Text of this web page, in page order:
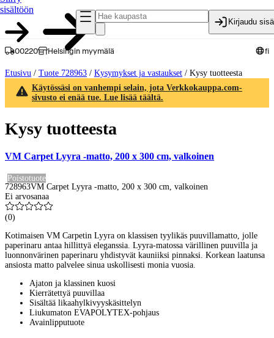
sisältöön
Kirjaudu
00220 Helsingin myymälä fi
Etusivu / Tuote 728963 / Kysymykset ja vastaukset / Kysy tuotteesta
Käytössäsi on vanhempi selain, jota Verkkokauppa.com-
sivusto ei enää tue. Lue lisää täältä.
Kysy tuotteesta
VM Carpet Lyyra -matto, 200 x 300 cm, valkoinen
Poistotuote
728963VM Carpet Lyyra -matto, 200 x 300 cm, valkoinen
Ei arvosanaa
(0)
Kotimaisen VM Carpetin Lyyra on klassisen tyylikäs puuvillamatto, jolle
paperinaru antaa hillittyä eleganssia. Lyyra-matossa värillinen puuvilla ja
luonnonvärinen paperinaru yhdistyvät kauniiksi pinnaksi. Korkean laatunsa
ansiosta matto palvelee sinua uskollisesti monia vuosia.
Ajaton ja klassinen kuosi
Kierrätettyä puuvillaa
Sisältää likaahylkivyyskäsittelyn
Liukumaton EVAPOLYTEX-pohjaus
Avainlipputuote